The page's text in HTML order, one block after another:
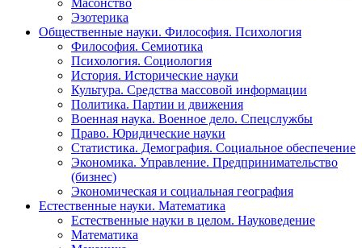
Эзотерика
Общественные науки. Философия. Психология
Философия. Семиотика
Психология. Социология
История. Исторические науки
Культура. Средства массовой информации
Политика. Партии и движения
Военная наука. Военное дело. Спецслужбы
Право. Юридические науки
Статистика. Демография. Социальное обеспечение
Экономика. Управление. Предпринимательство
(бизнес)
Экономическая и социальная география
Естественные науки. Математика
Естественные науки в целом. Науковедение
Математика